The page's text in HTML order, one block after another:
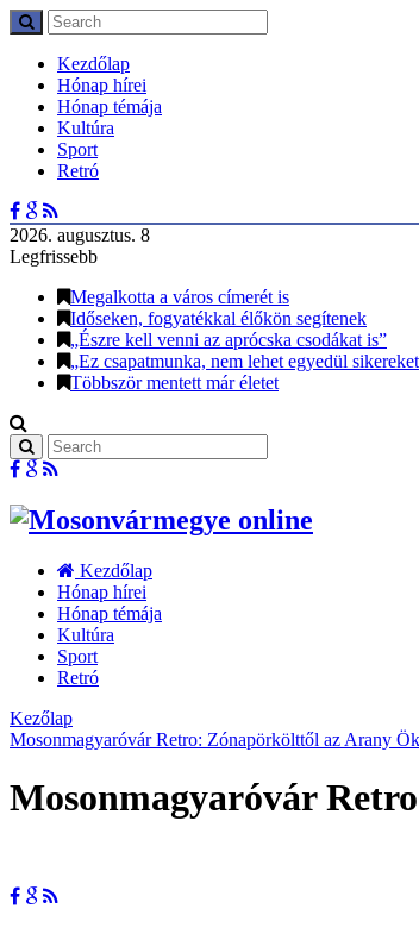
Kezdőlap
Hónap hírei
Hónap témája
Kultúra
Sport
Retró
2026. augusztus. 8
Legfrissebb
Megalkotta a város címerét is
Időseken, fogyatékkal élőkön segítenek
„Észre kell venni az aprócska csodákat is”
„Ez csapatmunka, nem lehet egyedül
Többször mentett már életet
Kezdőlap
Hónap hírei
Hónap témája
Kultúra
Sport
Retró
Kezőlap
Mosonmagyaróvár Retro: Zónapörkölttől az Arany
Mosonmagyaróvár